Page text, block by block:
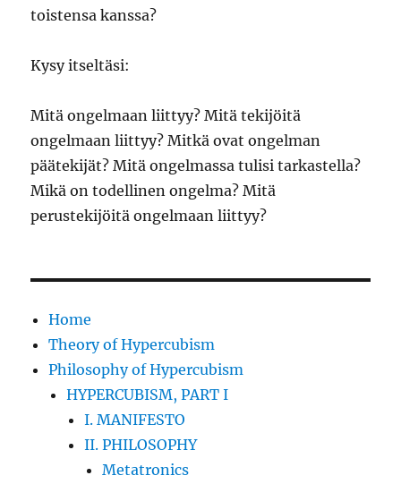
toistensa kanssa?
Kysy itseltäsi:
Mitä ongelmaan liittyy? Mitä tekijöitä
ongelmaan liittyy? Mitkä ovat ongelman
päätekijät? Mitä ongelmassa tulisi tarkastella?
Mikä on todellinen ongelma? Mitä
perustekijöitä ongelmaan liittyy?
Home
Theory of Hypercubism
Philosophy of Hypercubism
HYPERCUBISM, PART I
I. MANIFESTO
II. PHILOSOPHY
Metatronics